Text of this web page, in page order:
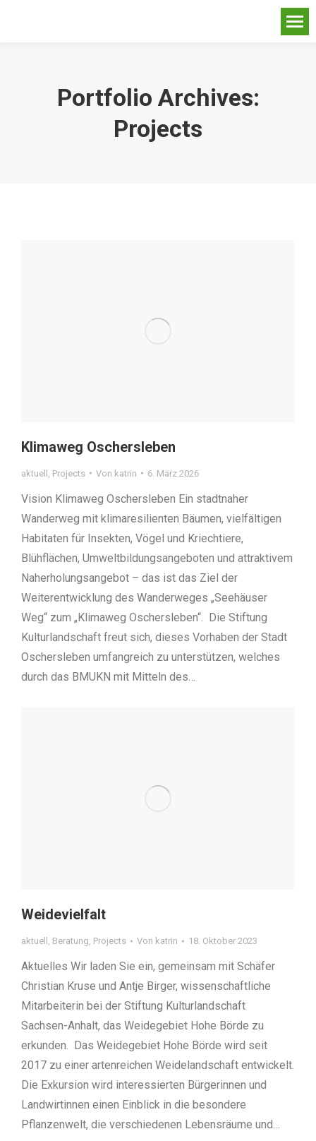
Portfolio Archives:
Projects
Klimaweg Oschersleben
aktuell Projects Von katrin 6. März 2026
Vision Klimaweg Oschersleben Ein stadtnaher
Wanderweg mit klimaresilienten Bäumen, vielfältigen
Habitaten für Insekten, Vögel und Kriechtiere,
Blühflächen, Umweltbildungsangeboten und attraktivem
Naherholungsangebot – das ist das Ziel der
Weiterentwicklung des Wanderweges „Seehäuser
Weg“ zum „Klimaweg Oschersleben“. Die Stiftung
Kulturlandschaft freut sich, dieses Vorhaben der Stadt
Oschersleben umfangreich zu unterstützen, welches
durch das BMUKN mit Mitteln des…
Weidevielfalt
aktuell , Beratung, Projects Von katrin 18. Oktober 2023
Aktuelles Wir laden Sie ein, gemeinsam mit Schäfer
Christian Kruse und Antje Birger, wissenschaftliche
Mitarbeiterin bei der Stiftung Kulturlandschaft
Sachsen-Anhalt, das Weidegebiet Hohe Börde zu
erkunden. Das Weidegebiet Hohe Börde wird seit
2017 zu einer artenreichen Weidelandschaft entwickelt.
Die Exkursion wird interessierten Bürgerinnen und
Landwirtinnen einen Einblick in die besondere
Pflanzenwelt, die verschiedenen Lebensräume und…